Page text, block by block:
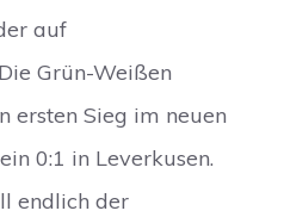
auf
Grün-Weißen
ersten Sieg im neuen
0:1 in Leverkusen.
endlich der